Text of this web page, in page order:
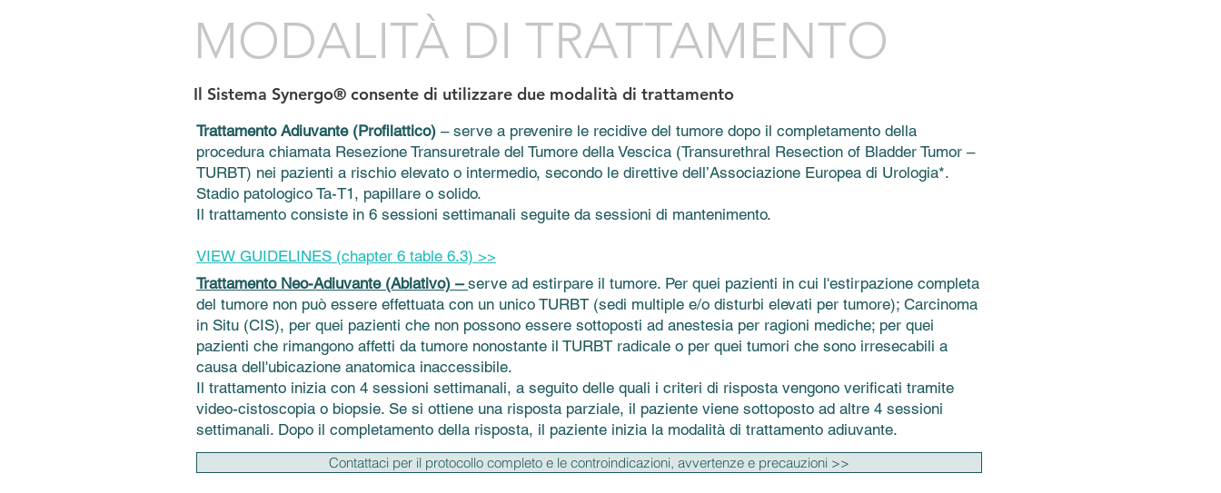
MODALITÀ DI TRATTAMENTO
Il Sistema Synergo® consente di utilizzare due modalità di trattamento
Trattamento Adiuvante (Profilattico) – serve a prevenire le recidive del tumore dopo il completamento della
procedura chiamata Resezione Transuretrale del Tumore della Vescica (Transurethral Resection of Bladder Tumor –
TURBT) nei pazienti a rischio elevato o intermedio, secondo le direttive dell’Associazione Europea di Urologia*.
Stadio patologico Ta-T1, papillare o solido.
Il trattamento consiste in 6 sessioni settimanali seguite da sessioni di mantenimento.
VIEW GUIDELINES (chapter 6 table 6.3) >>
Trattamento Neo-Adiuvante (Ablativo) –serve ad estirpare il tumore. Per quei pazienti in cui l'estirpazione completa
del tumore non può essere effettuata con un unico TURBT (sedi multiple e/o disturbi elevati per tumore); Carcinoma
in Situ (CIS), per quei pazienti che non possono essere sottoposti ad anestesia per ragioni mediche; per quei
pazienti che rimangono affetti da tumore nonostante il TURBT radicale o per quei tumori che sono irresecabili a
causa dell'ubicazione anatomica inaccessibile.
Il trattamento inizia con 4 sessioni settimanali, a seguito delle quali i criteri di risposta vengono verificati tramite
video-cistoscopia o biopsie. Se si ottiene una risposta parziale, il paziente viene sottoposto ad altre 4 sessioni
settimanali. Dopo il completamento della risposta, il paziente inizia la modalità di trattamento adiuvante.
Contattaci per il protocollo completo e le controindicazioni, avvertenze e precauzioni >>